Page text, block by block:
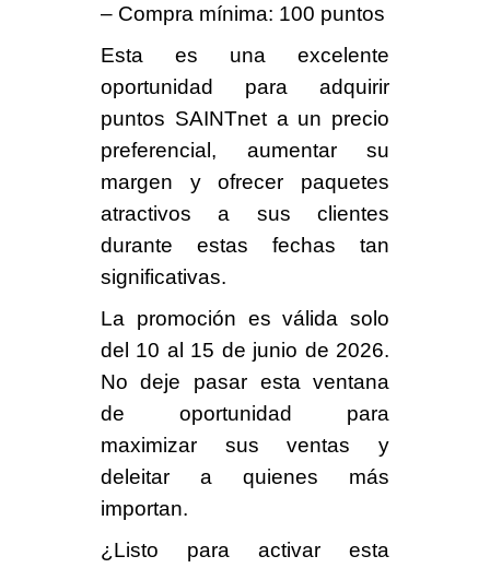
– Compra mínima: 100 puntos
Esta es una excelente
oportunidad para adquirir
puntos SAINTnet a un precio
preferencial, aumentar su
margen y ofrecer paquetes
atractivos a sus clientes
durante estas fechas tan
significativas.
La promoción es válida solo
del 10 al 15 de junio de 2026.
No deje pasar esta ventana
de oportunidad para
maximizar sus ventas y
deleitar a quienes más
importan.
¿Listo para activar esta